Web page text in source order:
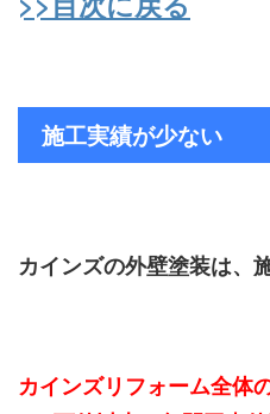
施工実績が少ない
カインズの外壁塗装は、
カインズリフォーム全体